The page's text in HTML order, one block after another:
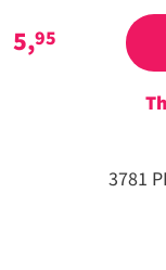
5,95
3781